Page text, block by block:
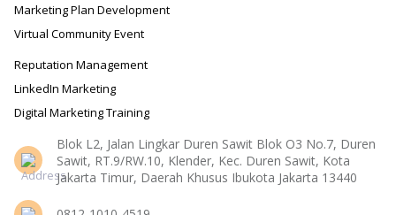
Marketing Plan Development
Virtual Community Event
Reputation Management
LinkedIn Marketing
Digital Marketing Training
Blok L2, Jalan Lingkar Duren Sawit Blok O3 No.7, Duren
Sawit, RT.9/RW.10, Klender, Kec. Duren Sawit, Kota
Jakarta Timur, Daerah Khusus Ibukota Jakarta 13440